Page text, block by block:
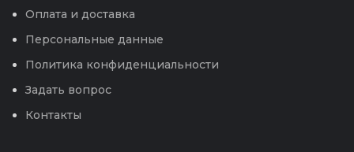
Оплата и доставка
Персональные данные
Политика конфиденциальности
Задать вопрос
Контакты